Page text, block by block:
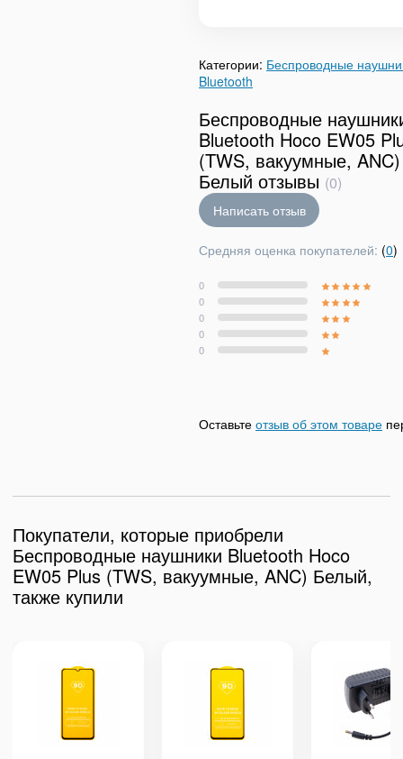
Категории: Беспроводные
Bluetooth
Беспроводные
Bluetooth Hoco EW05
(TWS, вакуумные, ANC)
Белый отзывы (0)
Написать отзыв
Средняя оценка покупателей: (0)
0
0
0
0
0
Оставьте отзыв об этом товаре
Покупатели, которые приобрели
Беспроводные наушники Bluetooth Hoco
EW05 Plus (TWS, вакуумные, ANC) Белый,
также купили